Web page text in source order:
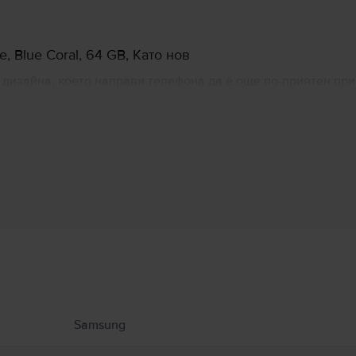
Blue Coral, 64 GB, Като нов
Samsung